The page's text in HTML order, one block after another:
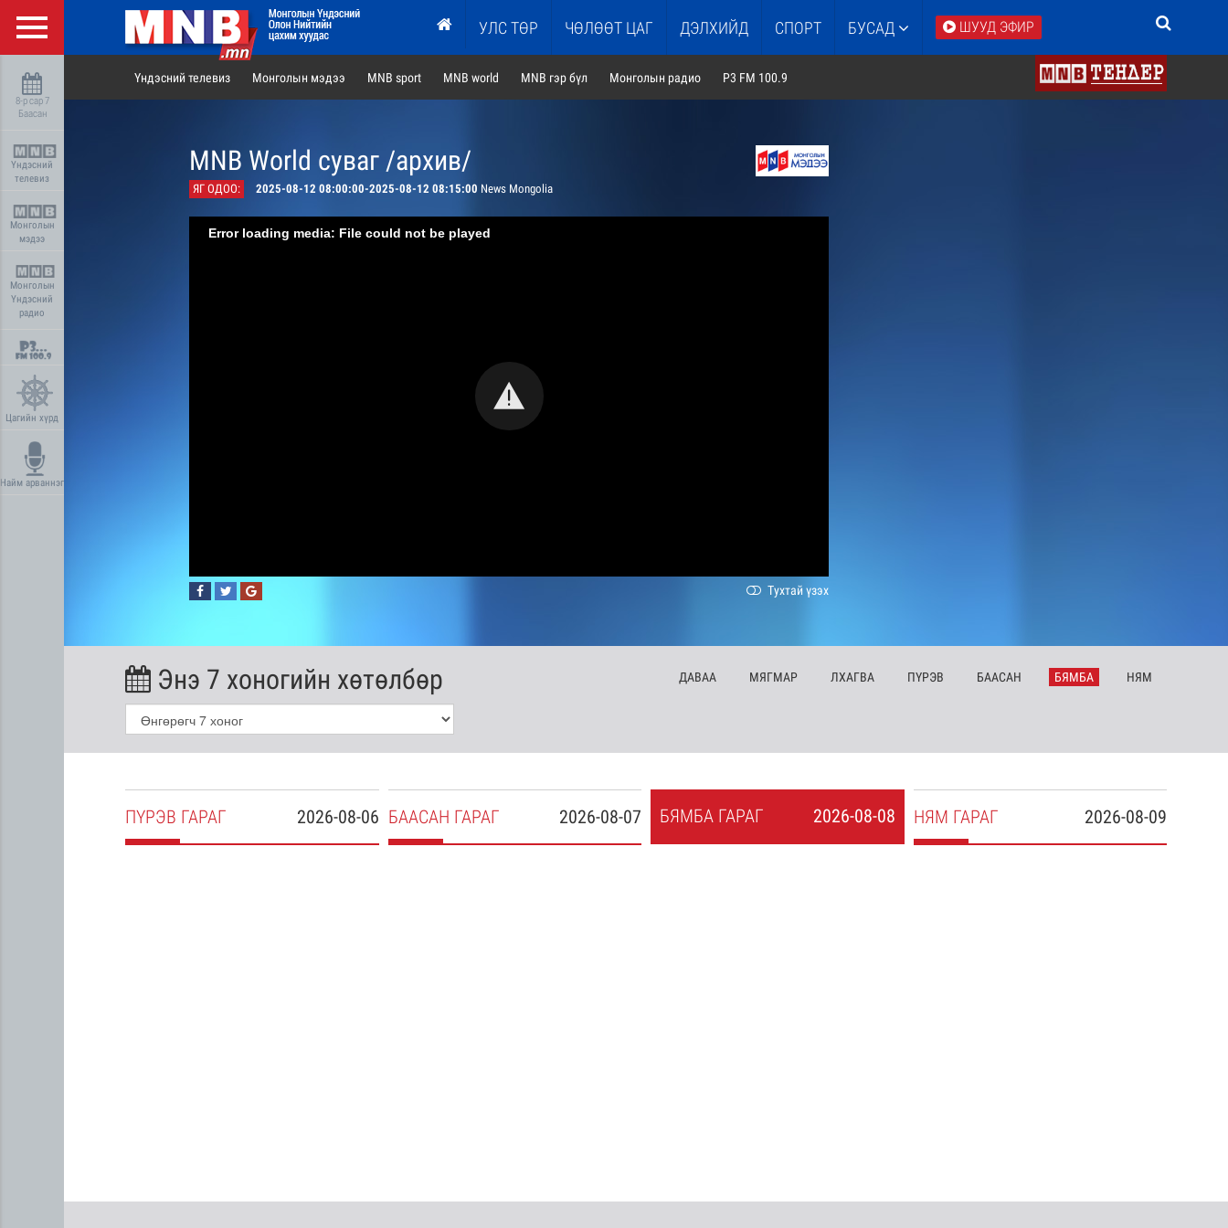
УЛС ТӨР ЧӨЛӨӨТ ЦАГ ДЭЛХИЙД СПОРТ БУСАД ШУУД ЭФИР
8-р сар 7
Баасан
Үндэсний
телевиз
Монголын
мэдээ
Монголын
Үндэсний
радио
Цагийн хүрд
Найм арваннэг
Үндэсний телевиз Монголын мэдээ MNB sport MNB world MNB гэр бүл Монголын радио P3 FM 100.9
MNB World суваг /архив/
ЯГ ОДОО: 2025-08-12 08:00:00-2025-08-12 08:15:00 News Mongolia
Error loading media: File could not be played
Тухтай үзэх
Энэ 7 хоногийн хөтөлбөр ДАВАА МЯГМАР ЛХАГВА ПҮРЭВ БААСАН БЯМБА НЯМ
2026-08-06
ПҮРЭВ ГАРАГ 2026-08-07
БААСАН ГАРАГ 2026-08-08
БЯМБА ГАРАГ 2026-08-09
НЯМ ГАРАГ